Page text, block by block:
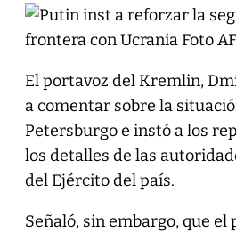
El portavoz del Kremlin,
a comentar sobre la
Petersburgo e instó a los
los detalles de las
del Ejército del país.
Señaló, sin embargo, que el